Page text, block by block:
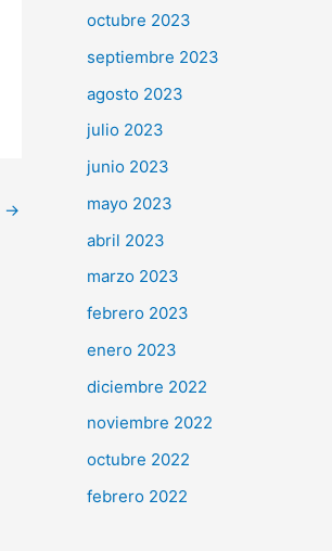
→
octubre 2023
septiembre 2023
agosto 2023
julio 2023
junio 2023
mayo 2023
abril 2023
marzo 2023
febrero 2023
enero 2023
diciembre 2022
noviembre 2022
octubre 2022
febrero 2022